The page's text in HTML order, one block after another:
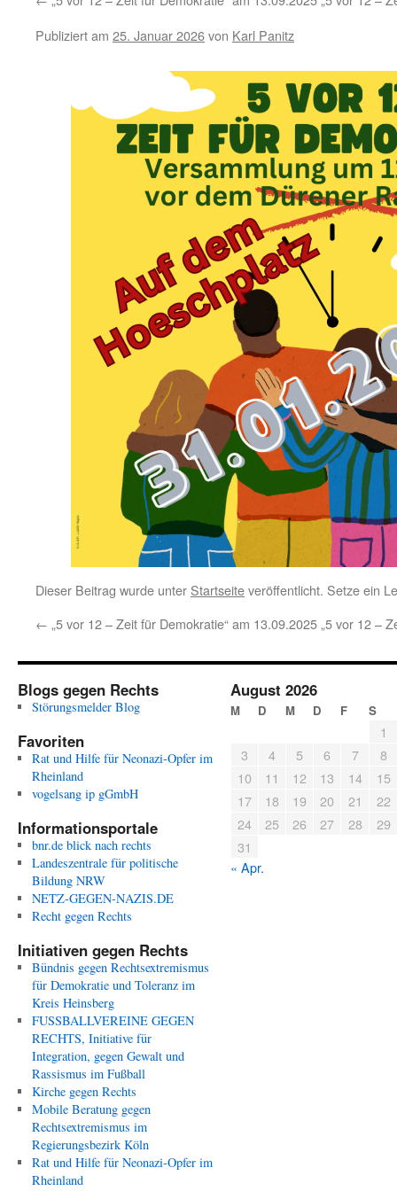
Publiziert am 25. Januar 2026von Karl Panitz
Dieser Beitrag wurde unter Startseiteveröffentlicht. Setze ein
← „5 vor 12 – Zeit für Demokratie“ am 13.09.2025 „5 vor 12 –
Blogs gegen Rechts
Störungsmelder Blog
Favoriten
Rat und Hilfe für Neonazi-Opfer im
Rheinland
vogelsang ip gGmbH
Informationsportale
bnr.de blick nach rechts
Landeszentrale für politische
Bildung NRW
NETZ-GEGEN-NAZIS.DE
Recht gegen Rechts
Initiativen gegen Rechts
Bündnis gegen Rechtsextremismus
für Demokratie und Toleranz im
Kreis Heinsberg
FUSSBALLVEREINE GEGEN
RECHTS, Initiative für
Integration, gegen Gewalt und
Rassismus im Fußball
Kirche gegen Rechts
Mobile Beratung gegen
Rechtsextremismus im
Regierungsbezirk Köln
Rat und Hilfe für Neonazi-Opfer im
Rheinland
August 2026
M D M D F S
1
3
4 5 6 7
8
10
11 12 13 14
15
17
18 19 20 21
22
24
25 26 27 28
29
31
« Apr.